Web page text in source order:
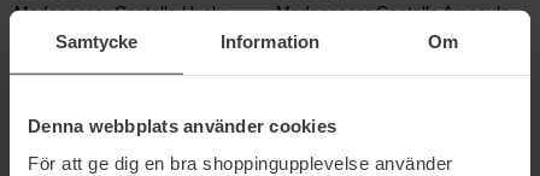
Samtycke Information Om
Denna webbplats använder cookies
För att ge dig en bra shoppingupplevelse använder
Madagascar Centella Hyalu-
Cica Hydrating Mask
Madagascar Centella Ampoule
30 ml
SKIN1004 SKIN1004